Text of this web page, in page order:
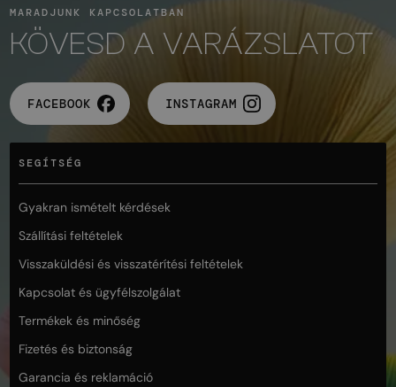
MARADJUNK KAPCSOLATBAN
KÖVESD A VARÁZSLATOT
FACEBOOK INSTAGRAM
SEGÍTSÉG
Gyakran ismételt kérdések
Szállítási feltételek
Visszaküldési és visszatérítési feltételek
Kapcsolat és ügyfélszolgálat
Termékek és minőség
Fizetés és biztonság
Garancia és reklamáció